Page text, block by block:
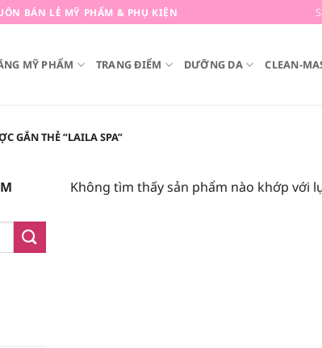
BÁN LẺ MỸ PHẨM & PHỤ KIỆN
MỸ PHẨM TRANG ĐIỂM DƯỠNG DA CLEAN-
GẮN THẺ “LAILA SPA”
Không tìm thấy sản phẩm nào khớp với